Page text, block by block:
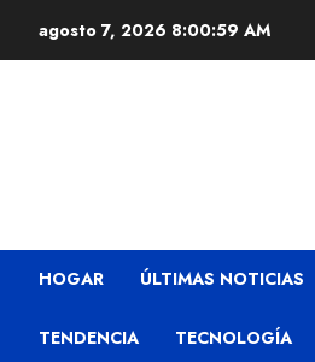
agosto 7, 2026 8:01:00 AM
HOGAR ÚLTIMAS NOTICIAS
TENDENCIA TECNOLOGÍA